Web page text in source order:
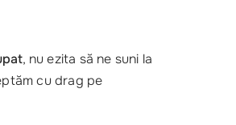
, nu ezita să ne suni la
cu drag pe